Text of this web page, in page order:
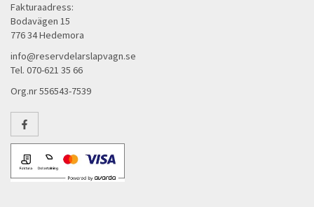
Fakturaadress:
Bodavägen 15
776 34 Hedemora
info@reservdelarslapvagn.se
Tel. 070-621 35 66
Org.nr 556543-7539